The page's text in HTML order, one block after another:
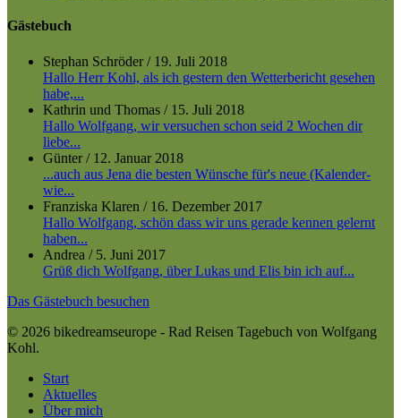
Gästebuch
Stephan Schröder/ 19. Juli 2018
Hallo Herr Kohl, als ich gestern den Wetterbericht gesehen
habe,...
Kathrin und Thomas / 15. Juli 2018
Hallo Wolfgang, wir versuchen schon seid 2 Wochen dir
liebe...
Günter/ 12. Januar 2018
...auch aus Jena die besten Wünsche für's neue (Kalender-
wie...
Franziska Klaren / 16. Dezember 2017
Hallo Wolfgang, schön dass wir uns gerade kennen gelernt
haben...
Andrea / 5. Juni 2017
Grüß dich Wolfgang, über Lukas und Elis bin ich auf...
Das Gästebuch besuchen
© 2026 bikedreamseurope - Rad Reisen Tagebuch von Wolfgang
Kohl.
Close
Menu
Start
Aktuelles
Über mich